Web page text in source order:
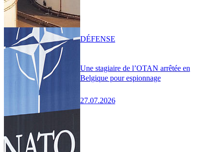
Une stagiaire de l’OTAN arrêtée en
Belgique pour espionnage
27.07.2026
DÉFENSE